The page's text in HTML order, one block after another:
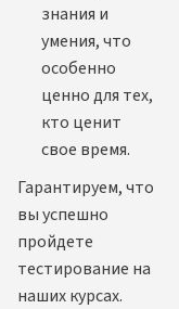
знания и
умения, что
особенно
ценно для тех,
кто ценит
свое время.
Гарантируем, что
вы успешно
пройдете
тестирование на
наших курсах.